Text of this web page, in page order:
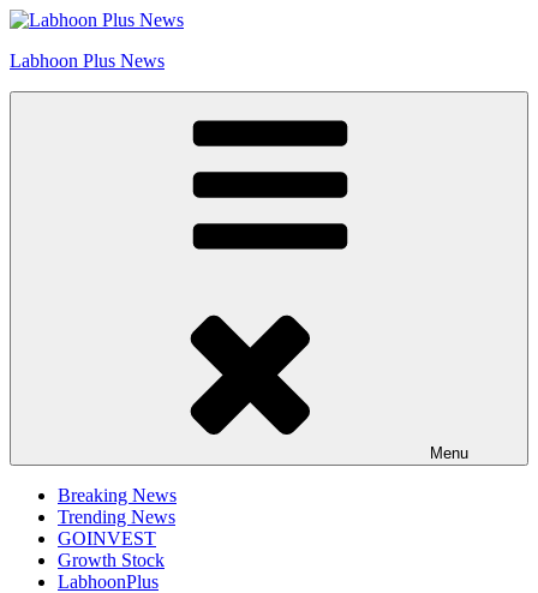
Skip
content
Labhoon Plus News
Menu
Breaking News
Trending News
GOINVEST
Growth Stock
LabhoonPlus